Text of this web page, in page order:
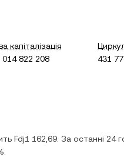
капіталізація
014 822 208
431
Fdj1 162,69 . За останні 24